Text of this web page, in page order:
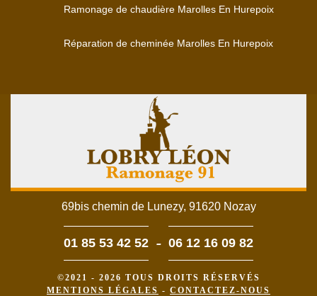
Ramonage de chaudière Marolles En Hurepoix
Réparation de cheminée Marolles En Hurepoix
69bis chemin de Lunezy, 91620 Nozay
01 85 53 42 52 - 06 12 16 09 82
©2021 - 2026 TOUS DROITS RÉSERVÉS
MENTIONS LÉGALES - CONTACTEZ-NOUS